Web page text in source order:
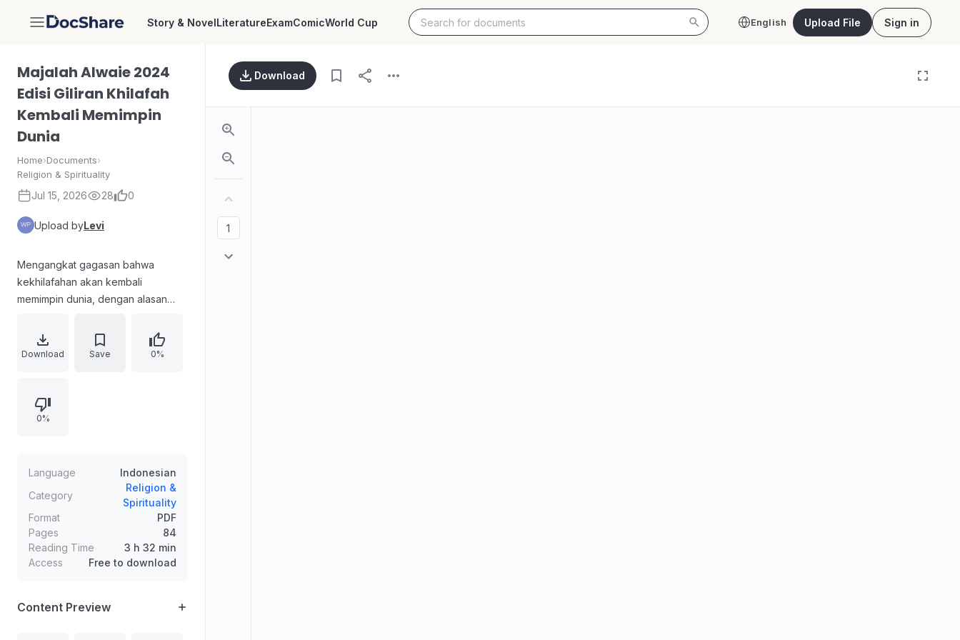
DocShare Story & NovelLiteratureExamComicWorld Cup English Upload File Sign in
Majalah Alwaie 2024
Edisi Giliran Khilafah
Kembali Memimpin
Dunia
Home›Documents›
Religion & Spirituality
Jul 15, 2026 28 0
Upload byLevi
Mengangkat gagasan bahwa
kekhilafahan akan kembali
memimpin dunia, dengan alasan
Kapitalisme global dan janji Allah
serta kabar Rasulullah tentang masa
dan siyasah dakwah, telaah kitab,
serta kajian isu seperti Palestina,
Download Save 0%
0%
Language
Indonesian
Category
Religion &
Spirituality
Format
PDF
Pages
84
Reading Time
3 h 32 min
Access
Free to download
Content Preview
Download